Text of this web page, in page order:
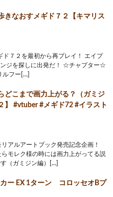
きなおすメギド７２【キマリス
ド７２を最初から再プレイ！ エイプ
ジを探しに出発だ！ ☆チャプター☆
ルフー[…]
どこまで画力上がる？（ガミジ
】 #vtuber #メギド72 #イラスト
アルアートブック発売記念企画！
らモレク様の時には画力上がってる説
（ガミジン編）[…]
カー EX 1ターン コロッセオBプ